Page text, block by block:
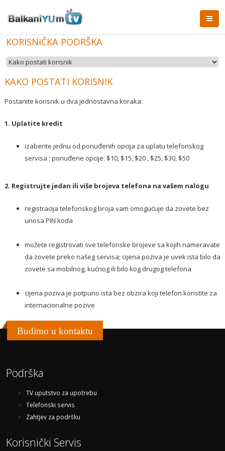
KORISNIČKA PODRŠKA
KAKO POSTATI KORISNIK
Postanite korisnik u dva jednostavna koraka:
1. Uplatite kredit
izaberite jednu od ponuđenih opcija za uplatu telefonskog
servisa ; ponuđene opcije: $10, $15, $20 , $25, $30, $50
2. Registrujte jedan ili više brojeva telefona na vašem nalogu
registracija telefonskog broja vam omogućuje da zovete bez
unosa PIN koda
možete registrovati sve telefonske brojeve sa kojih nameravate
da zovete preko našeg servisa; cijena poziva je uvek ista bilo da
zovete sa mobilnog, kućnog ili bilo kog drugog telefona
cijena poziva je potpuno ista bez obzira koji telefon koristite za
internacionalne pozive
Budimo u kontaktu
Podrška
TV uputstvo za upotrebu
Telefonski servis
Zahtjev za podršku
Korisnički Servis